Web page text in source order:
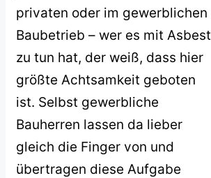
privaten oder im gewerblichen
Baubetrieb – wer es mit Asbest
zu tun hat, der weiß, dass hier
größte Achtsamkeit geboten
ist. Selbst gewerbliche
Bauherren lassen da lieber
gleich die Finger von und
übertragen diese Aufgabe